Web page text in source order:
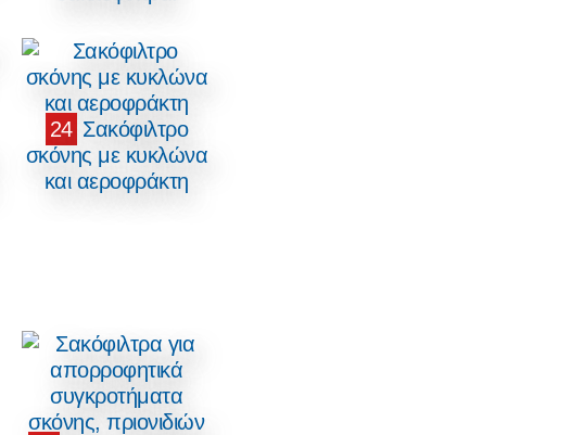
24 Σακόφιλτρο
σκόνης με κυκλώνα
και αεροφράκτη